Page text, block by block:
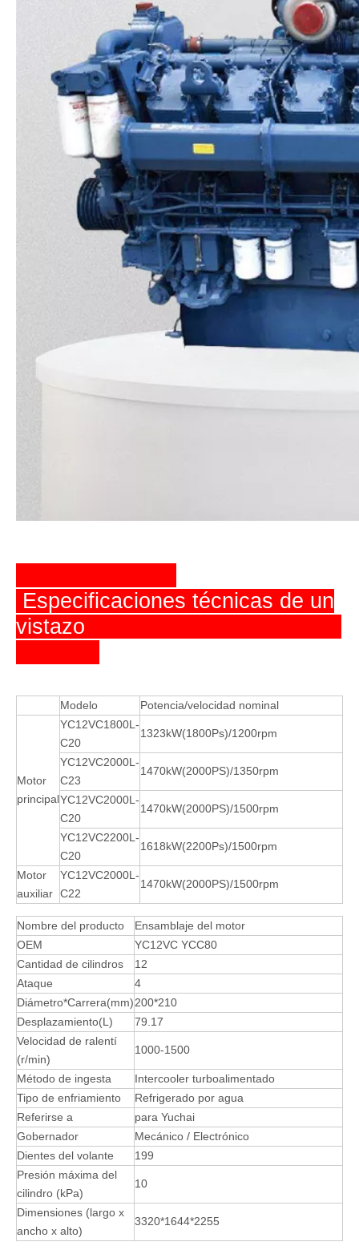
Especificaciones técnicas de un
vistazo
Modelo Potencia/velocidad nominal
Motor
principal
YC12VC1800L-
C20
1323kW(1800Ps)/1200rpm
YC12VC2000L-
C23
1470kW(2000PS)/1350rpm
YC12VC2000L-
C20
1470kW(2000PS)/1500rpm
YC12VC2200L-
C20
1618kW(2200Ps)/1500rpm
Motor
auxiliar
YC12VC2000L-
C22
1470kW(2000PS)/1500rpm
Nombre del producto
Ensamblaje del motor
OEM
YC12VC YCC80
Cantidad de cilindros
12
Ataque
4
Diámetro*Carrera(mm)200*210
Desplazamiento(L)
79.17
Velocidad de ralentí
(r/min)
1000-1500
Método de ingesta
Intercooler turboalimentado
Tipo de enfriamiento
Refrigerado por agua
Referirse a
para Yuchai
Gobernador
Mecánico / Electrónico
Dientes del volante
199
Presión máxima del
cilindro (kPa)
10
Dimensiones (largo x
ancho x alto)
3320*1644*2255